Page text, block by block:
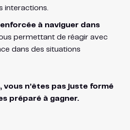
interactions.
à naviguer dans
permettant de réagir avec
dans des situations
vous n’êtes pas juste formé
préparé à gagner.